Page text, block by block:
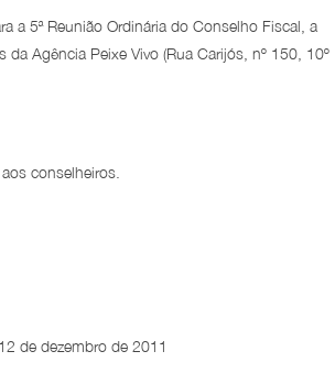
a 5ª Reunião Ordinária do Conselho Fiscal, a
Agência Peixe Vivo (Rua Carijós, nº 150, 10º
conselheiros.
de dezembro de 2011